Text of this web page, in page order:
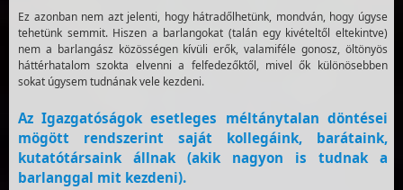
Ez azonban nem azt jelenti, hogy hátradőlhetünk, mondván, hogy úgyse
tehetünk semmit. Hiszen a barlangokat (talán egy kivételtől eltekintve)
nem a barlangász közösségen kívüli erők, valamiféle gonosz, öltönyös
háttérhatalom szokta elvenni a felfedezőktől, mivel ők különösebben
sokat úgysem tudnának vele kezdeni.
Az Igazgatóságok esetleges méltánytalan döntései
mögött rendszerint saját kollegáink, barátaink,
kutatótársaink állnak (akik nagyon is tudnak a
barlanggal mit kezdeni).